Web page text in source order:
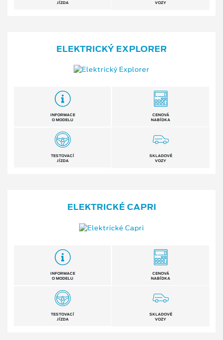
JÍZDA
VOZY
ELEKTRICKÝ EXPLORER
INFORMACE
O MODELU
CENOVÁ
NABÍDKA
TESTOVACÍ
JÍZDA
SKLADOVÉ
VOZY
ELEKTRICKÉ CAPRI
INFORMACE
O MODELU
CENOVÁ
NABÍDKA
TESTOVACÍ
JÍZDA
SKLADOVÉ
VOZY